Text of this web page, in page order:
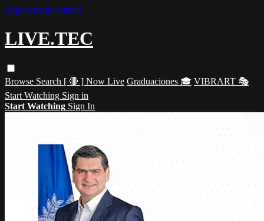
Skip to main content
LIVE.TEC
Browse Search [ 🔴 ] Now Live Graduaciones 🎓 VIBRART 🎭
Start Watching Sign in
Start Watching Sign In